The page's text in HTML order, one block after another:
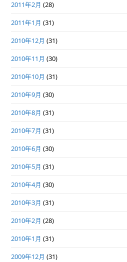
2011年2月 (28)
2011年1月 (31)
2010年12月 (31)
2010年11月 (30)
2010年10月 (31)
2010年9月 (30)
2010年8月 (31)
2010年7月 (31)
2010年6月 (30)
2010年5月 (31)
2010年4月 (30)
2010年3月 (31)
2010年2月 (28)
2010年1月 (31)
2009年12月 (31)